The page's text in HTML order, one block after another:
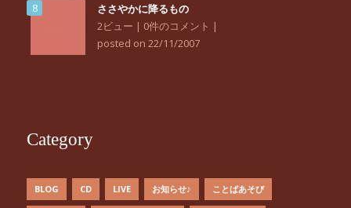
ささやかに降るもの
2ビュー | 0件のコメント |
posted on 22/11/2007
Category
BLOG CD LIVE お知らせ♪ ことばあそび